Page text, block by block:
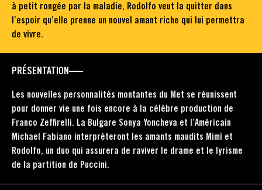
à petit rongée par la maladie, Rodolfo veut la quitter dans
l’espoir qu’elle prenne un nouvel amant riche qui lui permettra
de vivre.
PRÉSENTATION
Les nouvelles personnalités montantes du Met se réunissent
pour donner vie une fois encore à la célèbre production de
Franco Zeffirelli. La Bulgare Sonya Yoncheva et l’Américain
Michael Fabiano interprèteront les amants maudits Mimì et
Rodolfo, un duo qui assurera de raviver le drame et le lyrisme
de la partition de Puccini.